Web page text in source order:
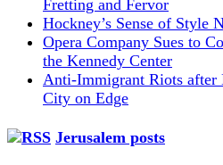
Fretting and Fervor
Hockney’s Sense of Style
Opera Company Sues to
the Kennedy Center
Anti-Immigrant Riots after
City on Edge
Jerusalem posts